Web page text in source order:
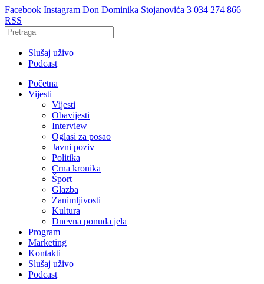
Facebook Instagram Don Dominika Stojanovića 3 034 274 866
RSS
Slušaj uživo
Podcast
Početna
Vijesti
Vijesti
Obavijesti
Interview
Oglasi za posao
Javni poziv
Politika
Crna kronika
Šport
Glazba
Zanimljivosti
Kultura
Dnevna ponuda jela
Program
Marketing
Kontakti
Slušaj uživo
Podcast